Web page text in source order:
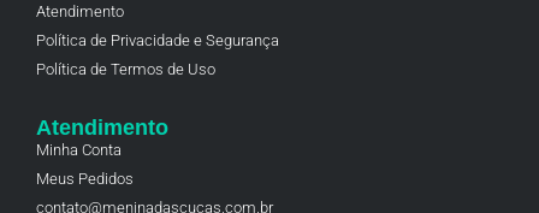
Atendimento
Política de Privacidade e Segurança
Política de Termos de Uso
Atendimento
Minha Conta
Meus Pedidos
contato@meninadascucas.com.br